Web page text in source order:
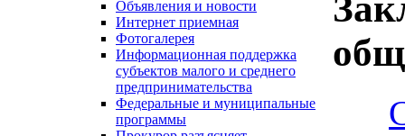
Объявления и новости
Интернет приемная
Фотогалерея
Информационная поддержка
субъектов малого и среднего
предпринимательства
Федеральные и муниципальные
программы